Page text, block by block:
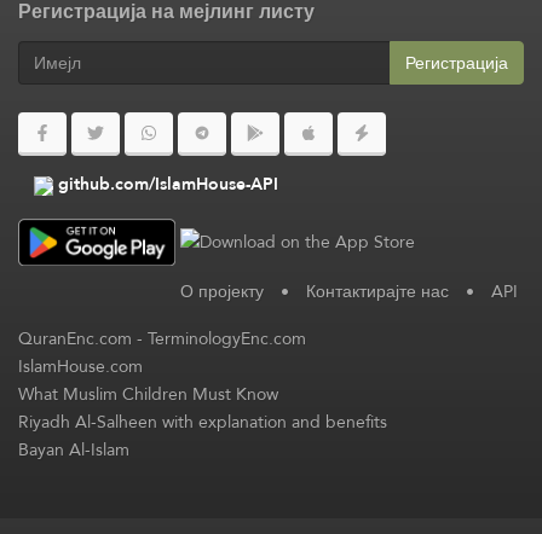
Регистрација на мејлинг листу
Регистрација
github.com/IslamHouse-API
О пројекту • Контактирајте нас • API
QuranEnc.com-TerminologyEnc.com
IslamHouse.com
What Muslim Children Must Know
Riyadh Al-Salheen with explanation and benefits
Bayan Al-Islam